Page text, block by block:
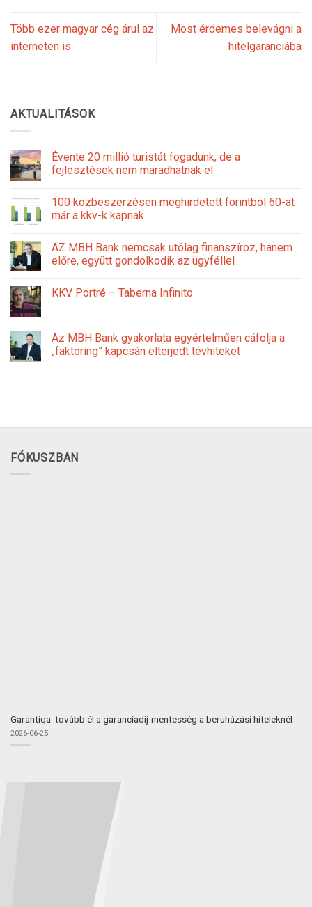
Több ezer magyar cég árul az
interneten is
Most érdemes belevágni a
hitelgaranciába
AKTUALITÁSOK
Évente 20 millió turistát fogadunk, de a
fejlesztések nem maradhatnak el
100 közbeszerzésen meghirdetett forintból 60-at
már a kkv-k kapnak
AZ MBH Bank nemcsak utólag finanszíroz, hanem
előre, együtt gondolkodik az ügyféllel
KKV Portré – Taberna Infinito
Az MBH Bank gyakorlata egyértelműen cáfolja a
„faktoring” kapcsán elterjedt tévhiteket
FÓKUSZBAN
Garantiqa: tovább él a garanciadíj-mentesség a beruházási hiteleknél
2026-06-25